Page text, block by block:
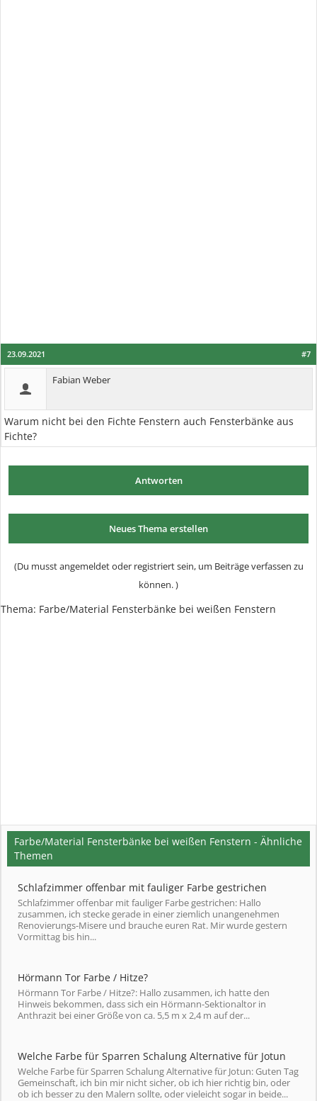
#7
23.09.2021
Fabian Weber
Warum nicht bei den Fichte Fenstern auch Fensterbänke aus
Fichte?
Antworten
Neues Thema erstellen
(Du musst angemeldet oder registriert sein, um Beiträge verfassen zu
können. )
Thema: Farbe/Material Fensterbänke bei weißen Fenstern
Farbe/Material Fensterbänke bei weißen Fenstern - Ähnliche
Themen
Schlafzimmer offenbar mit fauliger Farbe gestrichen
Schlafzimmer offenbar mit fauliger Farbe gestrichen: Hallo
zusammen, ich stecke gerade in einer ziemlich unangenehmen
Renovierungs-Misere und brauche euren Rat. Mir wurde gestern
Vormittag bis hin...
Hörmann Tor Farbe / Hitze?
Hörmann Tor Farbe / Hitze?: Hallo zusammen, ich hatte den
Hinweis bekommen, dass sich ein Hörmann-Sektionaltor in
Anthrazit bei einer Größe von ca. 5,5 m x 2,4 m auf der...
Welche Farbe für Sparren Schalung Alternative für Jotun
Welche Farbe für Sparren Schalung Alternative für Jotun: Guten Tag
Gemeinschaft, ich bin mir nicht sicher, ob ich hier richtig bin, oder
ob ich besser zu den Malern sollte, oder vieleicht sogar in beide...